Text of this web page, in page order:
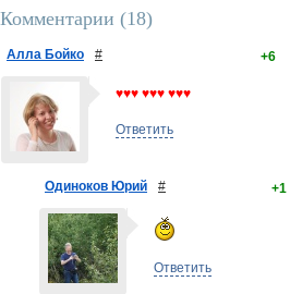
Комментарии (18)
Алла Бойко # +6
♥♥♥ ♥♥♥ ♥♥♥
Ответить
Одиноков Юрий # +1
Ответить